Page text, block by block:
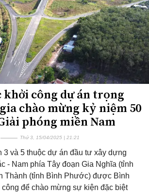
khởi công dự án trọng
chào mừng kỷ niệm 50
phóng miền Nam
Thứ 3, 15/04/2025 | 21:21
3 và 5 thuộc dự án đầu tư xây dựng
- Nam phía Tây đoạn Gia Nghĩa (tỉnh
Thành (tỉnh Bình Phước) được Bình
để chào mừng sự kiện đặc biệt